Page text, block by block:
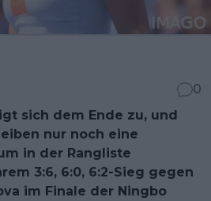
0
sich dem Ende zu, und
nur noch eine
in der Rangliste
3:6, 6:0, 6:2-Sieg gegen
im Finale der Ningbo